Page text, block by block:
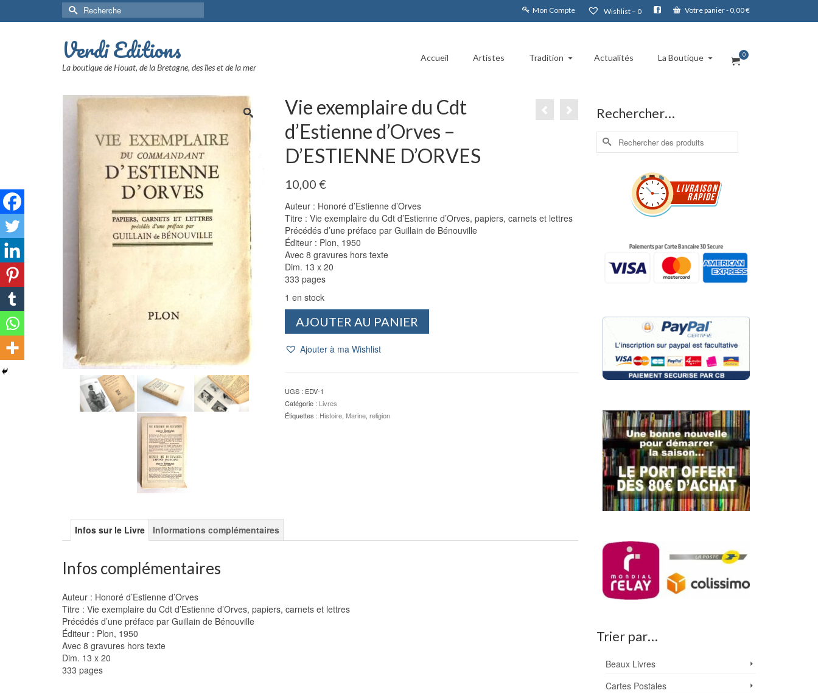
Mon Compte Wishlist – 0 Votre panier- 0,00€
Rechercher :
Verdi Editions
La boutique de Houat, de la Bretagne, des îles et de la mer
Accueil Artistes Tradition Actualités La Boutique 0
Vie exemplaire du Cdt
d’Estienne d’Orves –
D’ESTIENNE D’ORVES
10,00 €
Auteur : Honoré d’Estienne d’Orves
Titre : Vie exemplaire du Cdt d’Estienne d’Orves, papiers, carnets et lettres
Précédés d’une préface par Guillain de Bénouville
Éditeur : Plon, 1950
Avec 8 gravures hors texte
Dim. 13 x 20
333 pages
1 en stock
exemplaire
d'Estienne
d'Orves
-
AJOUTER AU PANIER
Ajouter à ma Wishlist
UGS : EDV-1
Catégorie : Livres
Étiquettes : Histoire, Marine, religion
Infos sur le Livre Informations complémentaires
Infos complémentaires
Auteur : Honoré d’Estienne d’Orves
Titre : Vie exemplaire du Cdt d’Estienne d’Orves, papiers, carnets et lettres
Précédés d’une préface par Guillain de Bénouville
Éditeur : Plon, 1950
Avec 8 gravures hors texte
Dim. 13 x 20
333 pages
Rechercher…
Rechercher :
Trier par…
Beaux Livres
Cartes Postales